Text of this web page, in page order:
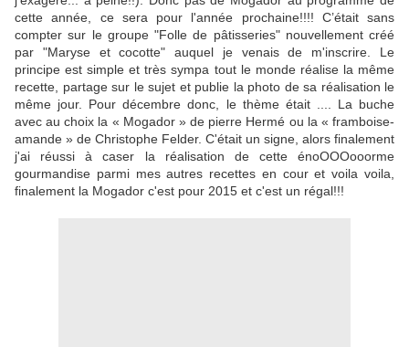
cette année, ce sera pour l'année prochaine!!!! C’était sans
compter sur le groupe "Folle de pâtisseries" nouvellement créé
par "Maryse et cocotte" auquel je venais de m'inscrire. Le
principe est simple et très sympa tout le monde réalise la même
recette, partage sur le sujet et publie la photo de sa réalisation le
même jour. Pour décembre donc, le thème était .... La buche
avec au choix la « Mogador » de pierre Hermé ou la « framboise-
amande » de Christophe Felder. C'était un signe, alors finalement
j'ai réussi à caser la réalisation de cette énoOOOooorme
gourmandise parmi mes autres recettes en cour et voila voila,
finalement la Mogador c'est pour 2015 et c'est un régal!!!